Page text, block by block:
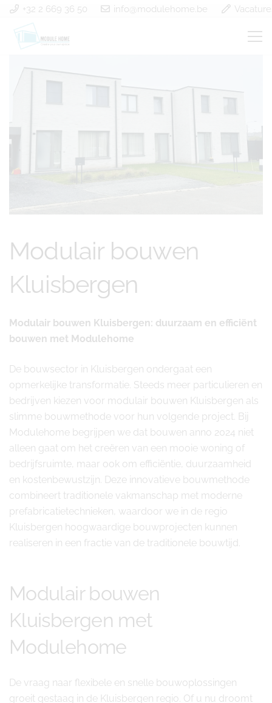
+32 2 669 36 50 info@modulehome.be
Modulair bouwen
Kluisbergen
Modulair bouwen Kluisbergen: duurzaam en efficiënt
bouwen met Modulehome
De bouwsector in Kluisbergen ondergaat een
opmerkelijke transformatie. Steeds meer particulieren en
bedrijven kiezen voor modulair bouwen Kluisbergen als
slimme bouwmethode voor hun volgende project. Bij
Modulehome begrijpen we dat bouwen anno 2024 niet
alleen gaat om het creëren van een mooie woning of
bedrijfsruimte, maar ook om efficiëntie, duurzaamheid
en kostenbewustzijn. Deze innovatieve bouwmethode
combineert traditionele vakmanschap met moderne
prefabricatietechnieken, waardoor we in de regio
Kluisbergen hoogwaardige bouwprojecten kunnen
realiseren in een fractie van de traditionele bouwtijd.
Modulair bouwen
Kluisbergen met
Modulehome
De vraag naar flexibele en snelle bouwoplossingen
groeit gestaag in de Kluisbergen regio. Of u nu droomt